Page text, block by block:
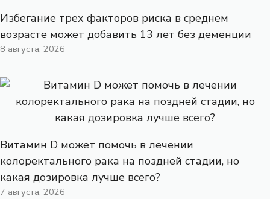
Избегание трех факторов риска в среднем
возрасте может добавить 13 лет без деменции
8 августа, 2026
Витамин D может помочь в лечении
колоректального рака на поздней стадии, но
какая дозировка лучше всего?
7 августа, 2026